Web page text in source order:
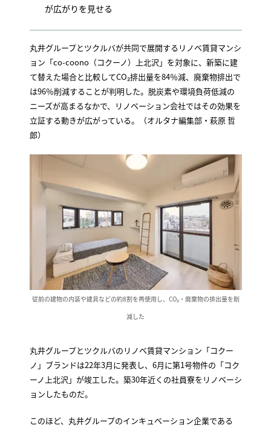
が広がりを見せる
丸井グループとツクルバが共同で展開するリノベ賃貸マンシ
ョン「co-coono（コクーノ）上北沢」を対象に、新築に建
て替えた場合と比較してCO₂排出量を84％減、廃棄物排出で
は96％削減することが判明した。脱炭素や環境負荷低減の
ニーズが高まるなかで、リノベーション会社ではその効果を
立証する動きが広がっている。（オルタナ編集部・萩原 哲
郎）
従前の建物の内装や建具などの約8割を再使用し、CO₂・廃棄物の排出量を削
減した
丸井グループとツクルバのリノベ賃貸マンション「コクー
ノ」ブランドは22年3月に発表し、6月に第1号物件の「コク
ーノ上北沢」が竣工した。築30年近くの社員寮をリノベーシ
ョンしたものだ。
このほど、丸井グループのインキュベーション企業である